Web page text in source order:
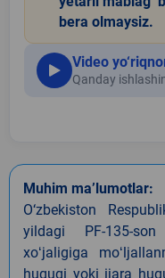
bera olmaysiz.
Video
Qanday
Muhim ma’lumotlar:
O‘zbekiston
yildagi PF-135-
xoʻjaligiga
huquqi yoki ijara